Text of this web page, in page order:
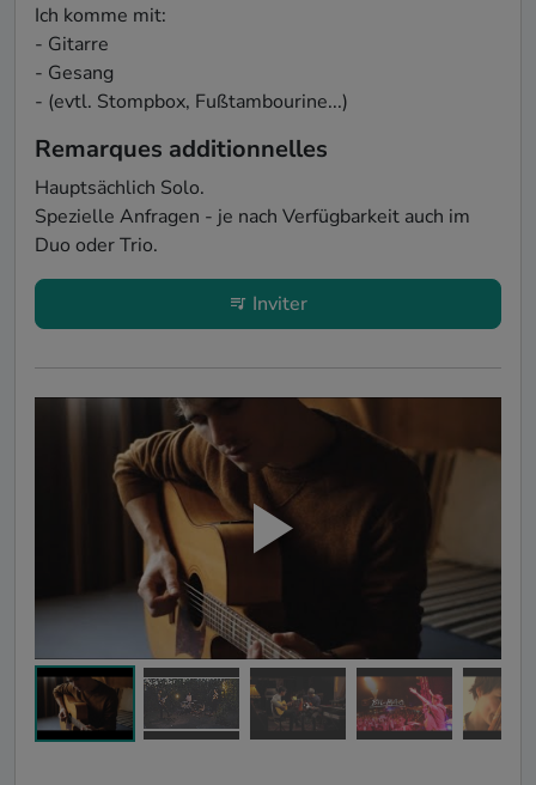
Ich komme mit:
- Gitarre
- Gesang
- (evtl. Stompbox, Fußtambourine...)
Remarques additionnelles
Hauptsächlich Solo.
Spezielle Anfragen - je nach Verfügbarkeit auch im
Duo oder Trio.
Inviter